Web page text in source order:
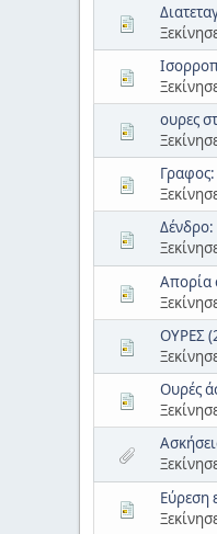
ουρες
Δένδρο:
Απορία
ΟΥΡΕΣ
Ουρές
Εύρεση